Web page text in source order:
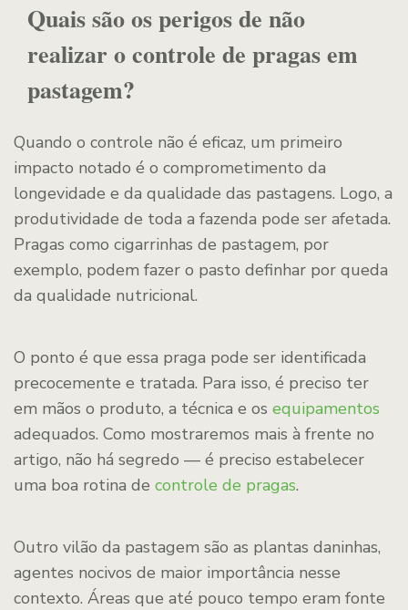
Quais são os perigos de não
realizar o controle de pragas em
pastagem?
Quando o controle não é eficaz, um primeiro
impacto notado é o comprometimento da
longevidade e da qualidade das pastagens. Logo, a
produtividade de toda a fazenda pode ser afetada.
Pragas como cigarrinhas de pastagem, por
exemplo, podem fazer o pasto definhar por queda
da qualidade nutricional.
O ponto é que essa praga pode ser identificada
precocemente e tratada. Para isso, é preciso ter
em mãos o produto, a técnica e os equipamentos
adequados. Como mostraremos mais à frente no
artigo, não há segredo — é preciso estabelecer
uma boa rotina de controle de pragas.
Outro vilão da pastagem são as plantas daninhas,
agentes nocivos de maior importância nesse
contexto. Áreas que até pouco tempo eram fonte